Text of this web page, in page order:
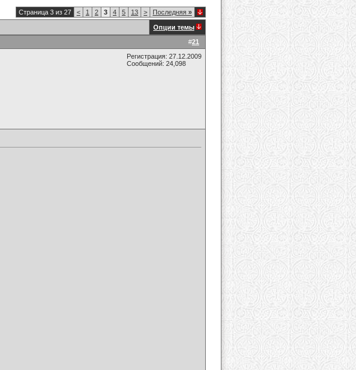
Страница 3 из 27 < 1 2 3 4 5 13 > Последняя »
Опции темы
#21
Регистрация: 27.12.2009
Сообщений: 24,098